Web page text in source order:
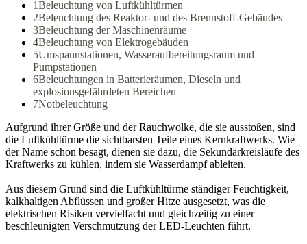
1Beleuchtung von Luftkühltürmen
2Beleuchtung des Reaktor- und des Brennstoff-Gebäudes
3Beleuchtung der Maschinenräume
4Beleuchtung von Elektrogebäuden
5Umspannstationen, Wasseraufbereitungsraum und
Pumpstationen
6Beleuchtungen in Batterieräumen, Dieseln und
explosionsgefährdeten Bereichen
7Notbeleuchtung
Aufgrund ihrer Größe und der Rauchwolke, die sie ausstoßen, sind
die Luftkühltürme die sichtbarsten Teile eines Kernkraftwerks. Wie
der Name schon besagt, dienen sie dazu, die Sekundärkreisläufe des
Kraftwerks zu kühlen, indem sie Wasserdampf ableiten.
Aus diesem Grund sind die Luftkühltürme ständiger Feuchtigkeit,
kalkhaltigen Abflüssen und großer Hitze ausgesetzt, was die
elektrischen Risiken vervielfacht und gleichzeitig zu einer
beschleunigten Verschmutzung der LED-Leuchten führt.